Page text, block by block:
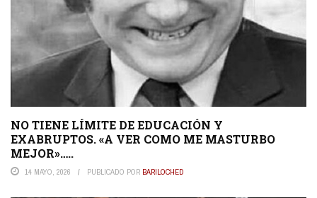
NO TIENE LÍMITE DE EDUCACIÓN Y
EXABRUPTOS. «A VER COMO ME MASTURBO
MEJOR»…..
14 MAYO, 2026 PUBLICADO POR BARILOCHED